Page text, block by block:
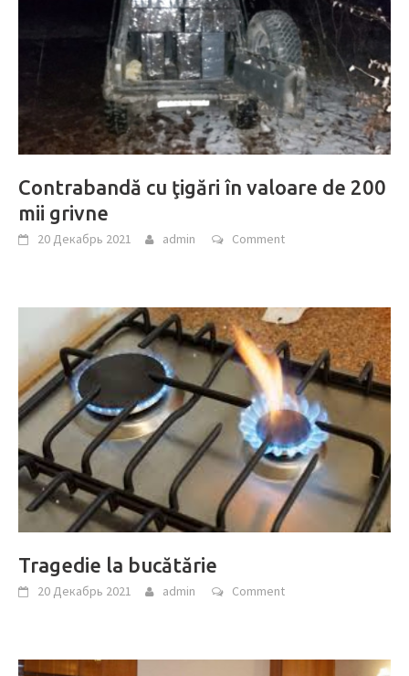
Contrabandă cu ţigări în valoare de 200
mii grivne
20 Декабрь 2021 admin Comment
Tragedie la bucătărie
20 Декабрь 2021 admin Comment